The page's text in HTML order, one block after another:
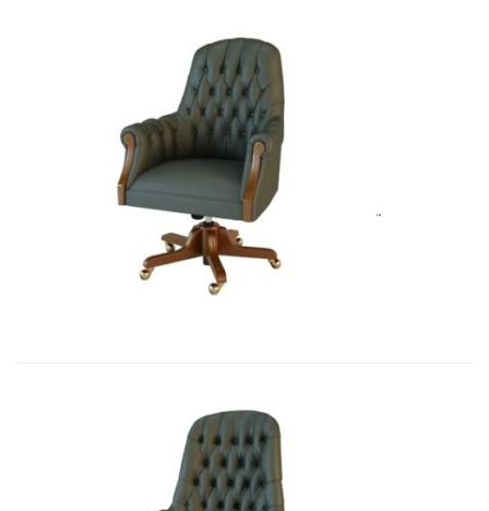
Art&Moble 01013GB Кресло конфиде...
7 692,51€